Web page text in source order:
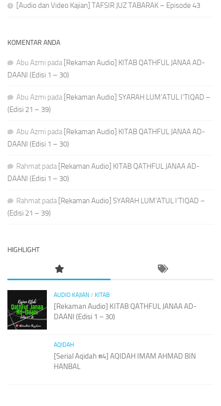
[Audio dan Video Kajian] TAFSIR JUZ TABARAK – Episode 43
KOMENTAR ANDA
Abu Azmi pada [Rekaman Audio] KITAB QATHFUL JANAA AD-
DAANI (Edisi 1 – 30)
Abu Azmi pada [Rekaman Audio] SYARAH LUM’ATUL I’TIQAD –
(Edisi 21 – 39)
Abu Azmi pada [Rekaman Audio] KITAB QATHFUL JANAA AD-
DAANI (Edisi 1 – 30)
Rahmat pada [Rekaman Audio] KITAB QATHFUL JANAA AD-
DAANI (Edisi 1 – 30)
Rahmat pada [Rekaman Audio] SYARAH LUM’ATUL I’TIQAD –
(Edisi 21 – 39)
HIGHLIGHT
AUDIO KAJIAN / KITAB
[Rekaman Audio] KITAB QATHFUL JANAA AD-
DAANI (Edisi 1 – 30)
AQIDAH
[Serial Aqidah #4] AQIDAH IMAM AHMAD BIN
HANBAL